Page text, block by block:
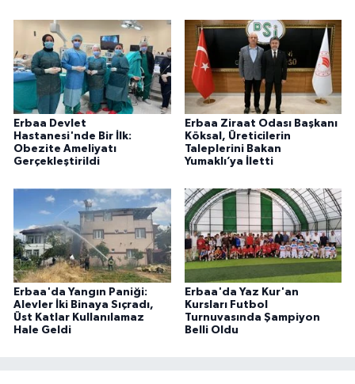
Erbaa Devlet
Hastanesi'nde Bir İlk:
Obezite Ameliyatı
Gerçekleştirildi
Erbaa Ziraat Odası Başkanı
Köksal, Üreticilerin
Taleplerini Bakan
Yumaklı’ya İletti
Erbaa'da Yangın Paniği:
Alevler İki Binaya Sıçradı,
Üst Katlar Kullanılamaz
Hale Geldi
Erbaa'da Yaz Kur'an
Kursları Futbol
Turnuvasında Şampiyon
Belli Oldu